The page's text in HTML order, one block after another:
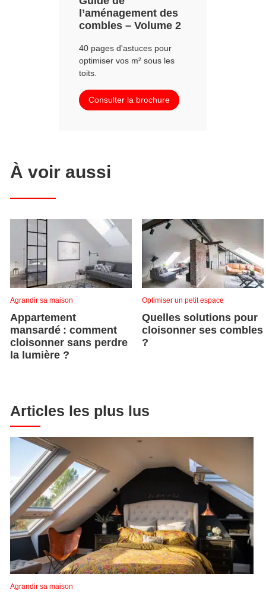
l’aménagement des
combles – Volume 2
40 pages d'astuces pour
optimiser vos m² sous les
toits.
Consulter la brochure
À voir aussi
Agrandir sa maison
Appartement
mansardé : comment
cloisonner sans perdre
la lumière ?
Optimiser un petit espace
Quelles solutions pour
cloisonner ses combles
?
Articles les plus lus
Agrandir sa maison